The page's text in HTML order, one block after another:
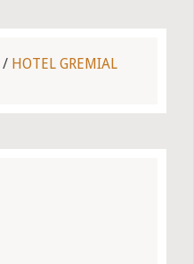
/ HOTEL GREMIAL